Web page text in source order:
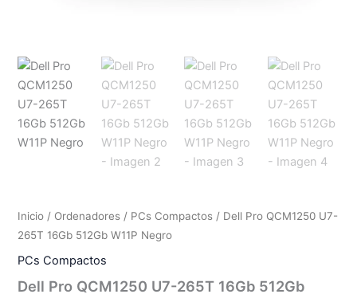
Inicio / Ordenadores / PCs Compactos / Dell Pro QCM1250 U7-
265T 16Gb 512Gb W11P Negro
PCs Compactos
Dell Pro QCM1250 U7-265T 16Gb 512Gb